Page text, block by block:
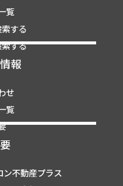
覧
する
する
報
せ
覧
不動産プラス